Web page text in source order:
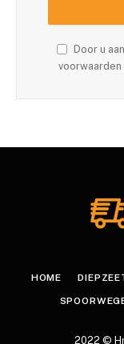
Door u
voorwaarden
HOME
2022 ©